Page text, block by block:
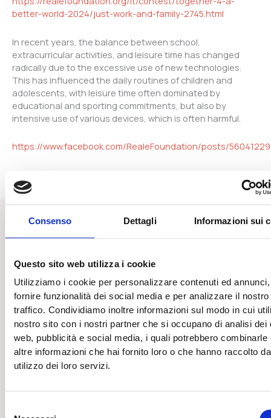
Consenso Dettagli Informazioni sui
Questo sito web utilizza i cookie
Utilizziamo i cookie per personalizzare contenuti ed
fornire funzionalità dei social media e per analizzare il nostro
traffico. Condividiamo inoltre informazioni sul modo in cui
nostro sito con i nostri partner che si occupano di analisi dei
web, pubblicità e social media, i quali potrebbero combinarle
altre informazioni che hai fornito loro o che hanno raccolto
utilizzo dei loro servizi.
better-world-2024/just-work-and-family-2745.html
In recent years, the balance between school,
extracurricular activities, and leisure time has changed
radically due to the excessive use of new technologies.
This has influenced the daily routines of children and
adolescents, with leisure time often dominated by
educational and sporting commitments, but also by
intensive use of various devices, which is often harmful.
https://www.facebook.com/RealeFoundation/posts/